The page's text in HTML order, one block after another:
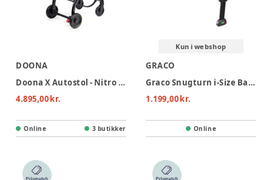
DOONA
Doona X Autostol - Nitro Black
4.895,00 kr.
Online 3 butikker
Kun i webshop
GRACO
Graco Snugturn i-Size Base
1.199,00 kr.
Online